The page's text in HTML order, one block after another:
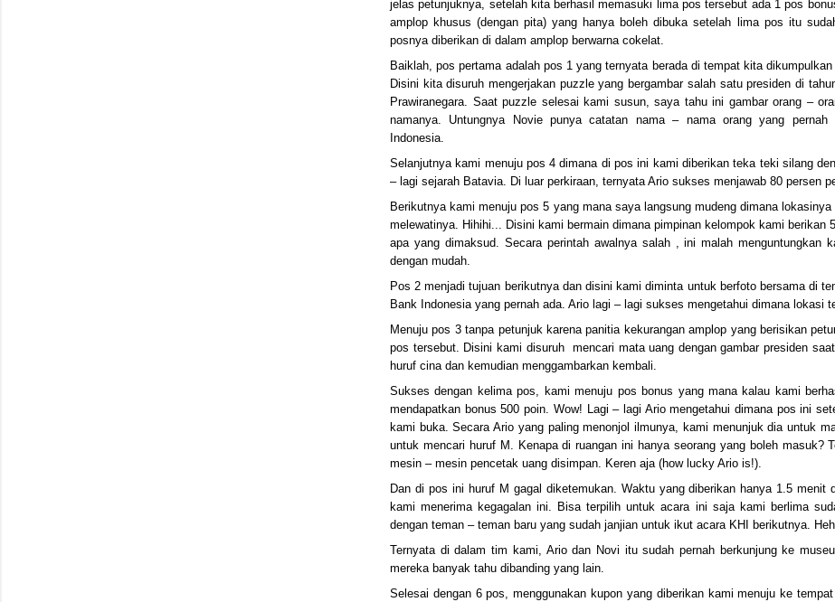
jelas petunjuknya, setelah kita berhasil memasuki lima pos tersebut ada 1 pos
amplop khusus (dengan pita) yang hanya boleh dibuka setelah lima pos itu
posnya diberikan di dalam amplop berwarna cokelat.
Baiklah, pos pertama adalah pos 1 yang ternyata berada di tempat kita
Disini kita disuruh mengerjakan puzzle yang bergambar salah satu presiden di
Prawiranegara. Saat puzzle selesai kami susun, saya tahu ini gambar orang –
namanya. Untungnya Novie punya catatan nama – nama orang yang pernah
Indonesia.
Selanjutnya kami menuju pos 4 dimana di pos ini kami diberikan teka teki silang
– lagi sejarah Batavia. Di luar perkiraan, ternyata Ario sukses menjawab 80 persen
Berikutnya kami menuju pos 5 yang mana saya langsung mudeng dimana
melewatinya. Hihihi... Disini kami bermain dimana pimpinan kelompok kami berikan
apa yang dimaksud. Secara perintah awalnya salah , ini malah menguntungkan
dengan mudah.
Pos 2 menjadi tujuan berikutnya dan disini kami diminta untuk berfoto bersama di
Bank Indonesia yang pernah ada. Ario lagi – lagi sukses mengetahui dimana lokasi
Menuju pos 3 tanpa petunjuk karena panitia kekurangan amplop yang berisikan
pos tersebut. Disini kami disuruh
mencari mata uang dengan gambar presiden
huruf cina dan kemudian menggambarkan kembali.
Sukses dengan kelima pos, kami menuju pos bonus yang mana kalau kami
mendapatkan bonus 500 poin. Wow! Lagi – lagi Ario mengetahui dimana pos ini
kami buka. Secara Ario yang paling menonjol ilmunya, kami menunjuk dia untuk
untuk mencari huruf M. Kenapa di ruangan ini hanya seorang yang boleh masuk?
mesin – mesin pencetak uang disimpan. Keren aja (how lucky Ario is!).
Dan di pos ini huruf M gagal diketemukan. Waktu yang diberikan hanya 1.5 menit
kami menerima kegagalan ini. Bisa terpilih untuk acara ini saja kami berlima
dengan teman – teman baru yang sudah janjian untuk ikut acara KHI berikutnya.
Ternyata di dalam tim kami, Ario dan Novi itu sudah pernah berkunjung ke
mereka banyak tahu dibanding yang lain.
Selesai dengan 6 pos, menggunakan kupon yang diberikan kami menuju ke